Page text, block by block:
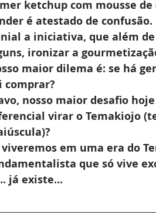
ketchup com mousse
é atestado de confusão.
a iniciativa, que além
ironizar a
maior dilema é: se há
comprar?
nosso maior desafio
virar o Temakiojo
viveremos em uma era do
que só vive
já existe...